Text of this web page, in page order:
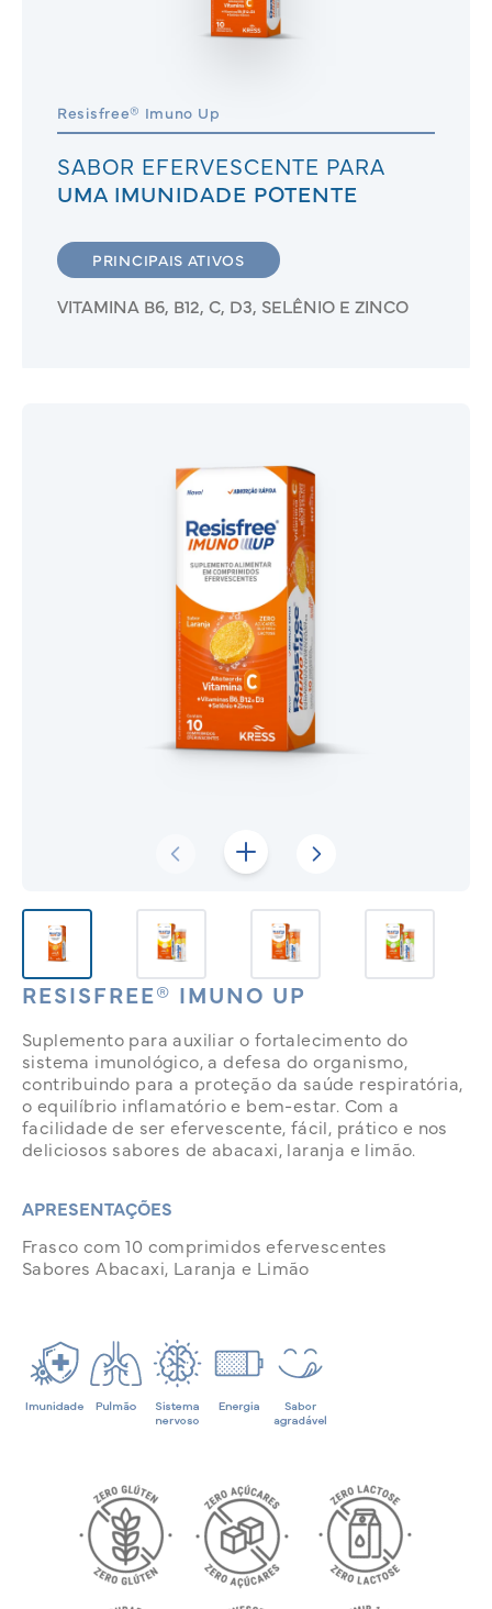
Resisfree® Imuno Up
SABOR EFERVESCENTE PARA
UMA IMUNIDADE POTENTE
PRINCIPAIS ATIVOS
VITAMINA B6, B12, C, D3, SELÊNIO E ZINCO
RESISFREE® IMUNO UP
Suplemento para auxiliar o fortalecimento do
sistema imunológico, a defesa do organismo,
contribuindo para a proteção da saúde respiratória,
o equilíbrio inflamatório e bem-estar. Com a
facilidade de ser efervescente, fácil, prático e nos
deliciosos sabores de abacaxi, laranja e limão.
APRESENTAÇÕES
Frasco com 10 comprimidos efervescentes
Sabores Abacaxi, Laranja e Limão